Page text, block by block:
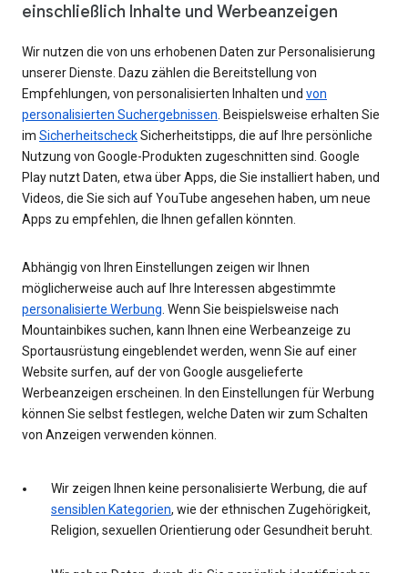
einschließlich Inhalte und Werbeanzeigen
Wir nutzen die von uns erhobenen Daten zur Personalisierung
unserer Dienste. Dazu zählen die Bereitstellung von
Empfehlungen, von personalisierten Inhalten und von
personalisierten Suchergebnissen . Beispielsweise erhalten Sie
im SicherheitscheckSicherheitstipps, die auf Ihre persönliche
Nutzung von Google-Produkten zugeschnitten sind. Google
Play nutzt Daten, etwa über Apps, die Sie installiert haben, und
Videos, die Sie sich auf YouTube angesehen haben, um neue
Apps zu empfehlen, die Ihnen gefallen könnten.
Abhängig von Ihren Einstellungen zeigen wir Ihnen
möglicherweise auch auf Ihre Interessen abgestimmte
personalisierte Werbung . Wenn Sie beispielsweise nach
Mountainbikes suchen, kann Ihnen eine Werbeanzeige zu
Sportausrüstung eingeblendet werden, wenn Sie auf einer
Website surfen, auf der von Google ausgelieferte
Werbeanzeigen erscheinen. In den Einstellungen für Werbung
können Sie selbst festlegen, welche Daten wir zum Schalten
von Anzeigen verwenden können.
Wir zeigen Ihnen keine personalisierte Werbung, die auf
sensiblen Kategorien, wie der ethnischen Zugehörigkeit,
Religion, sexuellen Orientierung oder Gesundheit beruht.